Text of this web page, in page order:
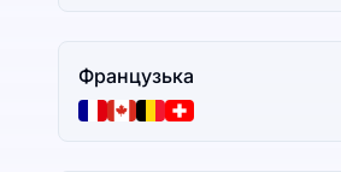
Французька